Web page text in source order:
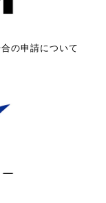
の申請について